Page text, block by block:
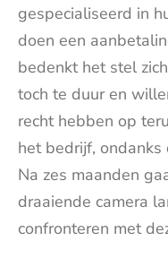
gespecialiseerd in
doen een
bedenkt het stel
toch te duur en
recht hebben op
het bedrijf, ondanks
Na zes maanden
draaiende camera
confronteren met